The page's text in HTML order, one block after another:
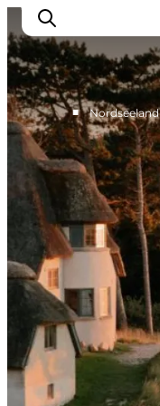
Highlights
Erlebnisse
Geschmack
Unterkünfte
Städte
Reiseplanung
■ Nordseeland